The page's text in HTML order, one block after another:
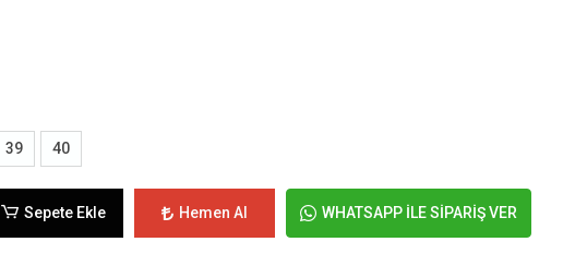
39 40
Sepete Ekle Hemen Al WHATSAPP İLE SİPARİŞ VER